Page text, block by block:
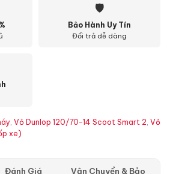
🛡
Bảo Hành Uy Tín
Đổi trả dễ dàng
, Vỏ Dunlop 120/70-14 Scoot Smart 2, Vỏ
xe)
Đánh Giá
Vận Chuyển & Bảo